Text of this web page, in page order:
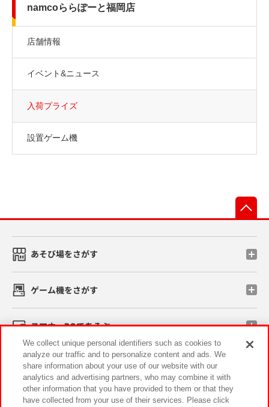
namcoららぽーと福岡店
店舗情報
イベント&ニュース
入荷プライズ
設置ゲーム機
あそび場をさがす
ゲーム機をさがす
スマホ・PCであそぶ
イベント・キャンペーン
We collect unique personal identifiers such as cookies to
analyze our traffic and to personalize content and ads. We
share information about your use of our website with our
analytics and advertising partners, who may combine it with
other information that you have provided to them or that they
have collected from your use of their services. Please click